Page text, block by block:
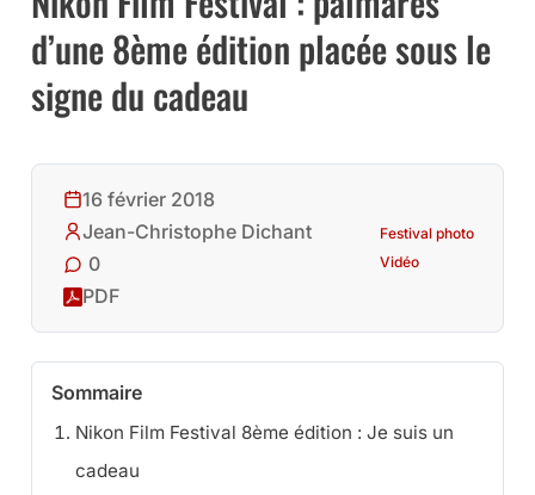
d’une 8ème édition placée sous le
signe du cadeau
16 février 2018
Jean-Christophe Dichant
0
PDF
Festival photo
Vidéo
Sommaire
Nikon Film Festival 8ème édition : Je suis un
cadeau